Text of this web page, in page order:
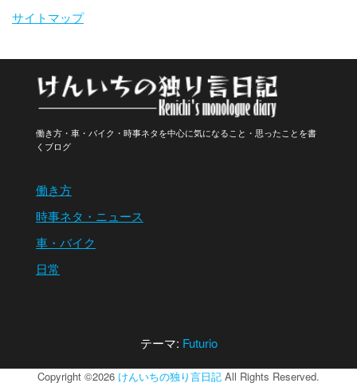
サイトマップ
働き方
時事ネタ・ニュース
車・バイク
日常
働き方・車・バイク・時事ネタを中心に気になること・思ったことを書
くブログ
テーマ: Futurio
Copyright ©2026 けんいちの独り言日記 All Rights Reserved.